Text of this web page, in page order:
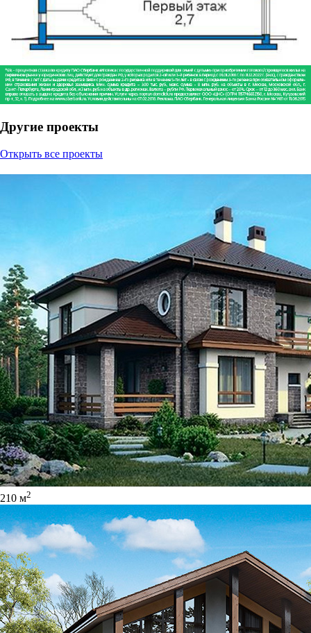
Другие проекты
Открыть все проекты
210 м2